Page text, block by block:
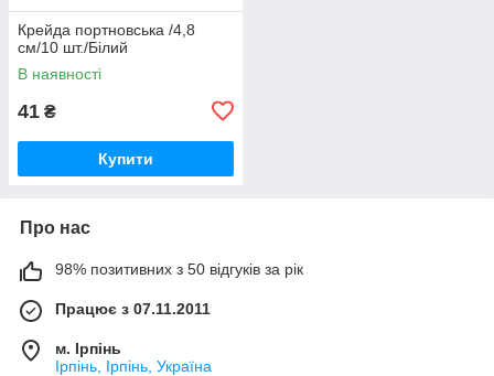
Крейда портновська /4,8
см/10 шт./Білий
В наявності
41 ₴
Купити
Про нас
98% позитивних з 50 відгуків за рік
Працює з 07.11.2011
м. Ірпінь
Ірпінь, Ірпінь, Україна